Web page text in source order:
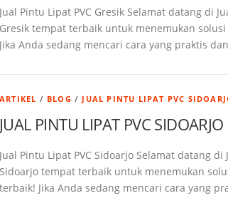
Jual Pintu Lipat PVC Gresik Selamat datang di
Gresik tempat terbaik untuk menemukan
Jika Anda sedang mencari cara yang praktis
ARTIKEL / BLOG / JUAL PINTU LIPAT PVC
JUAL PINTU LIPAT PVC SIDOARJO
Jual Pintu Lipat PVC Sidoarjo Selamat datang di
Sidoarjo tempat terbaik untuk menemukan
terbaik! Jika Anda sedang mencari cara yang